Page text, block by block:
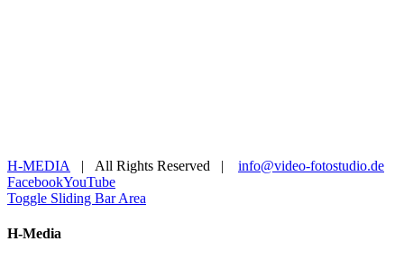
H-MEDIA | All Rights Reserved | info@video-fotostudio.de
FacebookYouTube
Toggle Sliding Bar Area
H-Media